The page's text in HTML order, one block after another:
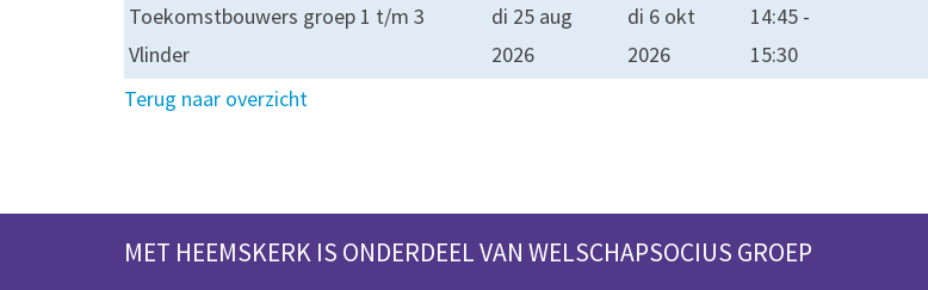
Toekomstbouwers groep 1 t/m 3
Vlinder
di 25 aug
2026
di 6 okt
2026
14:45 -
15:30
Terug naar overzicht
MET HEEMSKERK IS ONDERDEEL VAN WELSCHAPSOCIUS GROEP